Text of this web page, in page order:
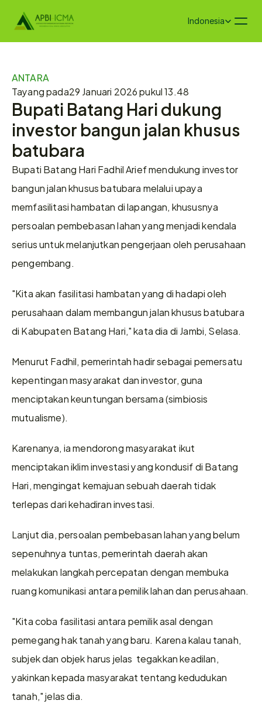
Select Language
Indonesia
ANTARA
Tayang pada29 Januari 2026 pukul 13.48
Bupati Batang Hari dukung
investor bangun jalan khusus
batubara
Bupati Batang Hari Fadhil Arief mendukung investor
bangun jalan khusus batubara melalui upaya
memfasilitasi hambatan di lapangan, khususnya
persoalan pembebasan lahan yang menjadi kendala
serius untuk melanjutkan pengerjaan oleh perusahaan
pengembang.
"Kita akan fasilitasi hambatan yang di hadapi oleh
perusahaan dalam membangun jalan khusus batubara
di Kabupaten Batang Hari," kata dia di Jambi, Selasa.
Menurut Fadhil, pemerintah hadir sebagai pemersatu
kepentingan masyarakat dan investor, guna
menciptakan keuntungan bersama (simbiosis
mutualisme).
Karenanya, ia mendorong masyarakat ikut
menciptakan iklim investasi yang kondusif di Batang
Hari, mengingat kemajuan sebuah daerah tidak
terlepas dari kehadiran investasi.
Lanjut dia, persoalan pembebasan lahan yang belum
sepenuhnya tuntas, pemerintah daerah akan
melakukan langkah percepatan dengan membuka
"Kita coba fasilitasi antara pemilik asal dengan
pemegang hak tanah yang baru. Karena kalau tanah,
subjek dan objek harus jelas  tegakkan keadilan,
yakinkan kepada masyarakat tentang kedudukan
tanah," jelas dia.